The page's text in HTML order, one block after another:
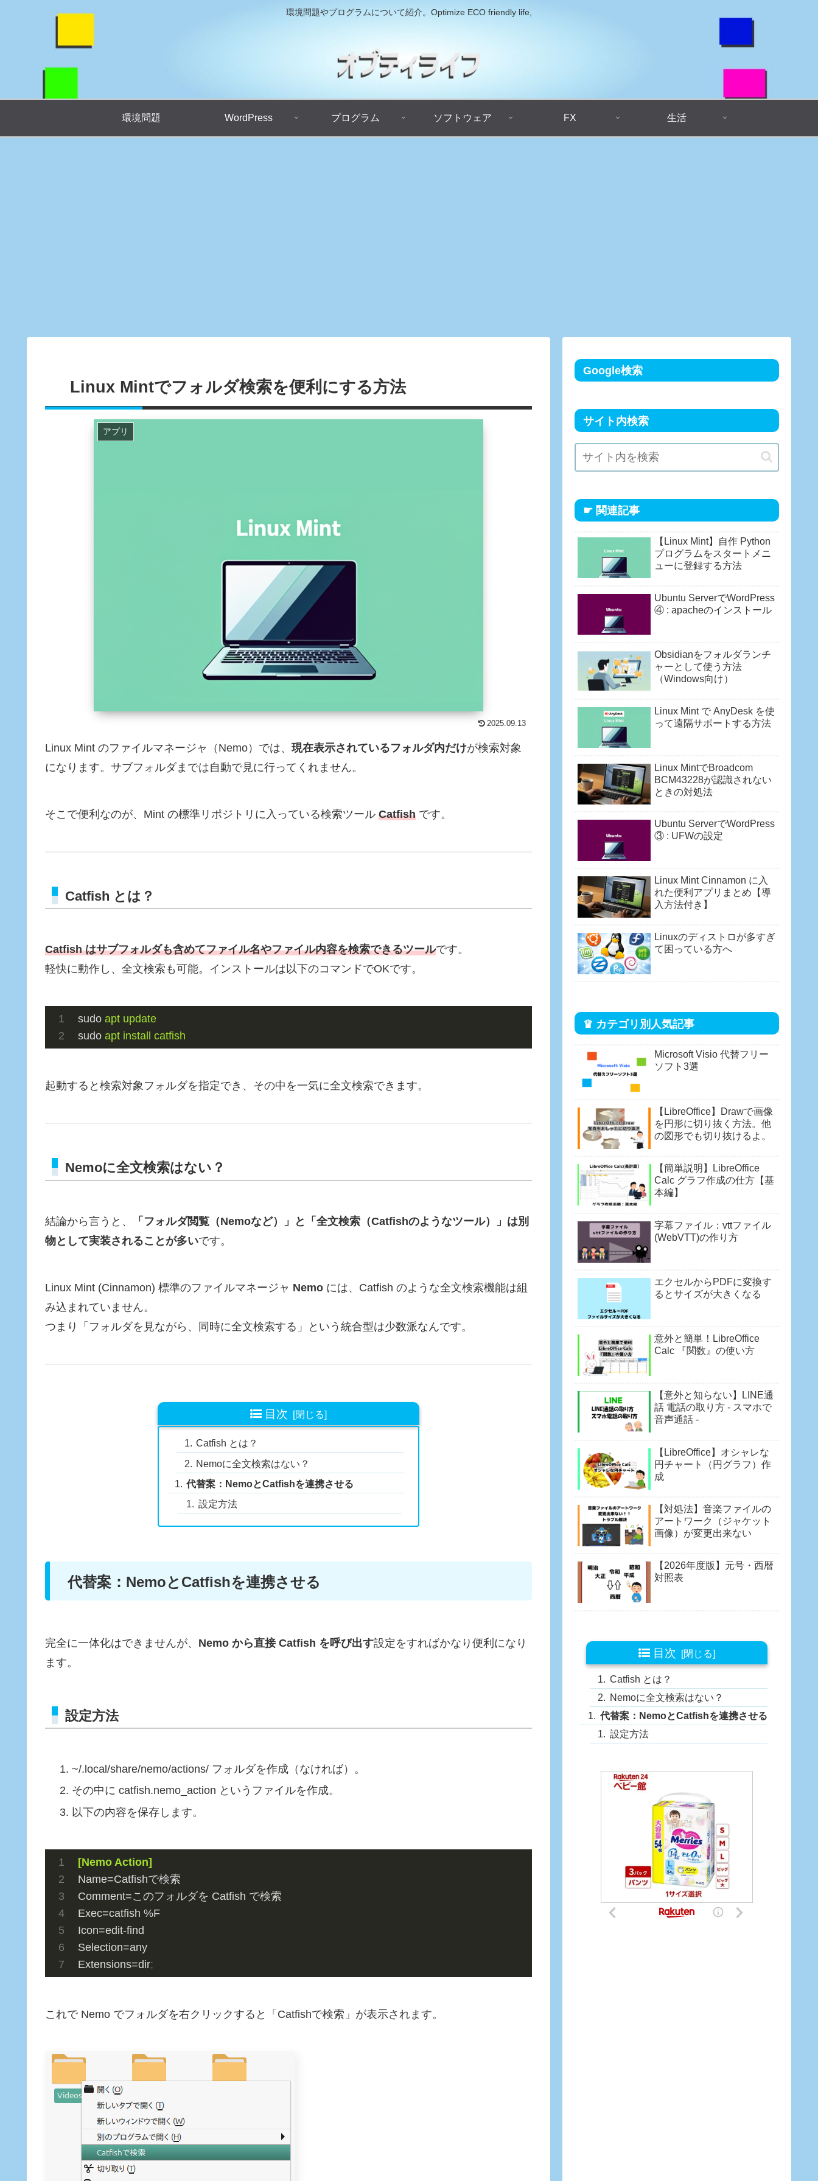
環境問題やプログラムについて紹介。Optimize ECO friendly life,
環境問題 WordPress プログラム ソフトウェア FX 生活
Linux Mintでフォルダ検索を便利にする方法
アプリ
2025.09.13
Linux Mint のファイルマネージャ（Nemo）では、 現在表示されているフォルダ内だけが検索対象
になります。サブフォルダまでは自動で見に行ってくれません。
そこで便利なのが、Mint の標準リポジトリに入っている検索ツール Catfish です。
Catfish とは？
Catfish はサブフォルダも含めてファイル名やファイル内容を検索できるツールです。
軽快に動作し、全文検索も可能。インストールは以下のコマンドでOKです。
sudo apt update
sudo apt install catfish
起動すると検索対象フォルダを指定でき、その中を一気に全文検索できます。
Nemoに全文検索はない？
結論から言うと、
「フォルダ閲覧（Nemoなど）」と「全文検索（Catfishのようなツール）」は別
物として実装されることが多いです。
Linux Mint (Cinnamon) 標準のファイルマネージャ Nemo には、Catfish のような全文検索機能は組
み込まれていません。
つまり「フォルダを見ながら、同時に全文検索する」という統合型は少数派なんです。
目次
Catfish とは？
Nemoに全文検索はない？
代替案：NemoとCatfishを連携させる
設定方法
代替案：NemoとCatfishを連携させる
完全に一体化はできませんが、 Nemo から直接 Catfish を呼び出す設定をすればかなり便利になり
ます。
設定方法
~/.local/share/nemo/actions/フォルダを作成（なければ）。
その中に catfish.nemo_action というファイルを作成。
以下の内容を保存します。
[Nemo Action]
Name
Comment
Exec
Icon
Selection
Extensions=dir;
これで Nemo でフォルダを右クリックすると「Catfishで検索」が表示されます。
Google検索
サイト内検索
☛ 関連記事
【Linux Mint】自作 Python
プログラムをスタートメニ
ューに登録する方法
Ubuntu ServerでWordPress
④ : apacheのインストール
Obsidianをフォルダランチ
ャーとして使う方法
（Windows向け）
Linux Mint で AnyDesk を使
って遠隔サポートする方法
Linux MintでBroadcom
BCM43228が認識されない
ときの対処法
Ubuntu ServerでWordPress
③ : UFWの設定
Linux Mint Cinnamon に入
れた便利アプリまとめ【導
入方法付き】
Linuxのディストロが多すぎ
て困っている方へ
♛ カテゴリ別人気記事
Microsoft Visio 代替フリー
ソフト3選
【LibreOffice】Drawで画像
を円形に切り抜く方法。他
の図形でも切り抜けるよ。
【簡単説明】LibreOffice
Calc グラフ作成の仕方【基
本編】
字幕ファイル：vttファイル
(WebVTT)の作り方
エクセルからPDFに変換す
るとサイズが大きくなる
意外と簡単！LibreOffice
Calc 『関数』の使い方
【意外と知らない】LINE通
話 電話の取り方 - スマホで
音声通話 -
【LibreOffice】オシャレな
円チャート（円グラフ）作
成
【対処法】音楽ファイルの
アートワーク（ジャケット
画像）が変更出来ない
【2026年度版】元号・西暦
対照表
目次
Catfish とは？
Nemoに全文検索はない？
代替案：NemoとCatfishを連携させる
設定方法